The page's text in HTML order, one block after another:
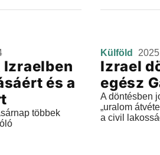
és a
többek
Külföld
Izrael
egész
A döntésben
„uralom
a civil